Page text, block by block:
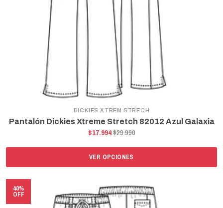
DICKIES XTREM STRECH
Pantalón Dickies Xtreme Stretch 82012 Azul Galaxia
$17.994$29.990
VER OPCIONES
40%
OFF